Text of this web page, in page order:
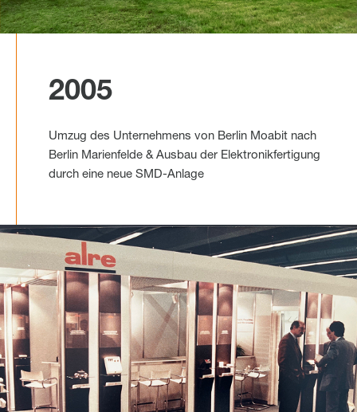
2005
Umzug des Unternehmens von Berlin Moabit nach
Berlin Marienfelde & Ausbau der Elektronikfertigung
durch eine neue SMD-Anlage